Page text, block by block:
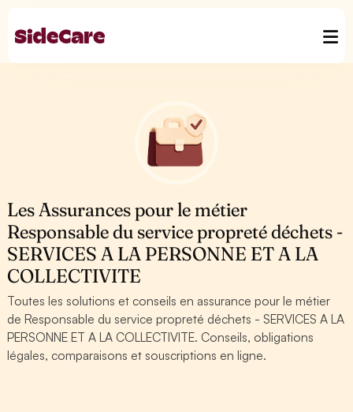
Les Assurances pour le métier
Responsable du service propreté déchets -
SERVICES A LA PERSONNE ET A LA
COLLECTIVITE
Toutes les solutions et conseils en assurance pour le métier
de Responsable du service propreté déchets - SERVICES A LA
PERSONNE ET A LA COLLECTIVITE. Conseils, obligations
légales, comparaisons et souscriptions en ligne.